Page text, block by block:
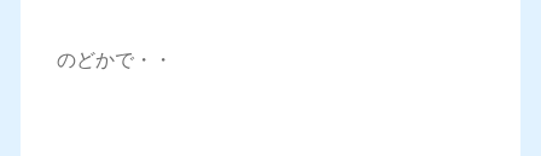
のどかで・・